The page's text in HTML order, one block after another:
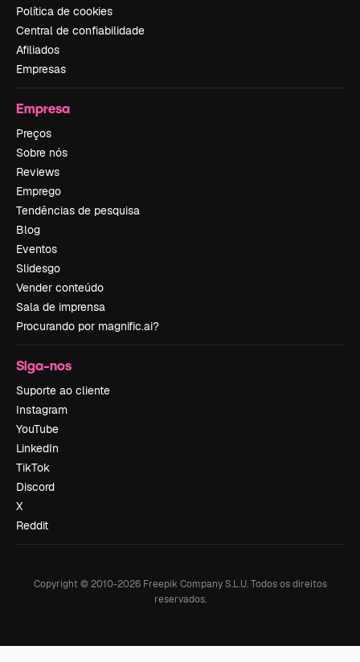
Política de cookies
Central de confiabilidade
Afiliados
Empresas
Empresa
Preços
Sobre nós
Reviews
Emprego
Tendências de pesquisa
Blog
Eventos
Slidesgo
Vender conteúdo
Sala de imprensa
Procurando por magnific.ai?
Siga-nos
Suporte ao cliente
Instagram
YouTube
LinkedIn
TikTok
Discord
X
Reddit
Copyright © 2010-2026Freepik Company S.L.U. Todos os direitos
reservados.